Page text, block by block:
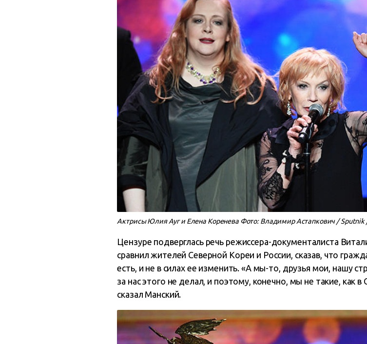
Актрисы Юлия Ауг и Елена Коренева Фото: Владимир Астапкович / Sputnik /
Цензуре подверглась речь режиссера-документалиста
сравнил жителей Северной Кореи и России, сказав, что
есть, и не в силах ее изменить. «А мы-то, друзья мои, нашу
за нас этого не делал, и поэтому, конечно, мы не такие, как
сказал Манский.